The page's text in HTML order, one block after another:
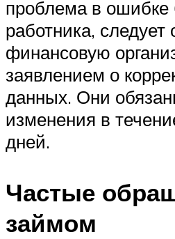
проблема в ошибке
работника, следует
финансовую
заявлением о
данных. Они
изменения в
дней.
Частые
займом